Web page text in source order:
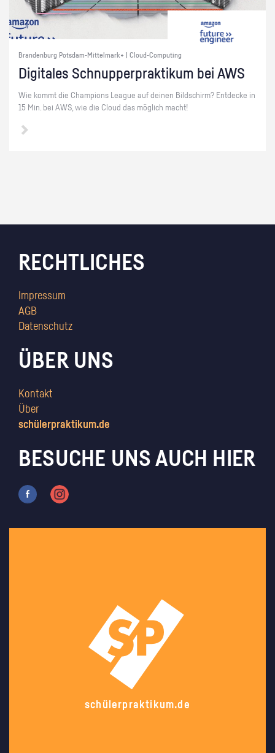
Brandenburg Potsdam-Mittelmark+ | Cloud-Computing
Di­gi­ta­les Schnup­per­prak­ti­kum bei AWS
Wie kommt die Cham­pi­ons Le­ague auf dei­nen Bild­schirm? Ent­de­cke in
15 Min. bei AWS, wie die Cloud das mög­lich macht!
RECHTLICHES
Impressum
AGB
Datenschutz
ÜBER UNS
Kontakt
Über
schülerpraktikum.de
BESUCHE UNS AUCH HIER
schülerpraktikum.de